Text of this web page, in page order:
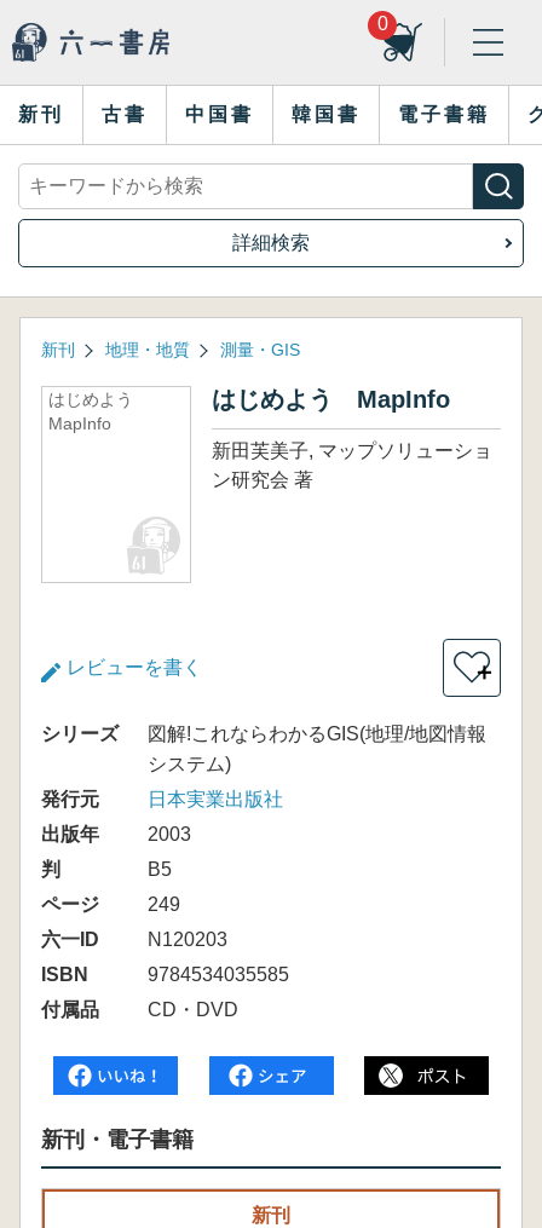
0
新刊 古書 中国書 韓国書 電子書籍
詳細検索
新刊 地理・地質 測量・GIS
はじめよう
MapInfo
はじめよう MapInfo
新田芙美子, マップソリューショ
ン研究会 著
レビューを書く ＋
シリーズ
図解!これならわかるGIS(地理/地図情報
システム)
発行元
日本実業出版社
出版年
2003
判
B5
ページ
249
六一ID
N120203
ISBN
9784534035585
付属品
CD・DVD
新刊・電子書籍
新刊